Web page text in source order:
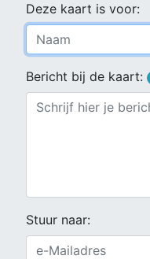
Deze kaart is voor:
Bericht bij de kaart:
Stuur naar: